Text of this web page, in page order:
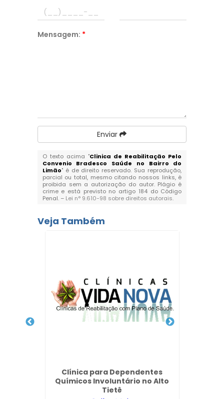
Mensagem: *
Enviar
O texto acima "Clinica de Reabilitação Pelo
Convenio Bradesco Saúde no Bairro do
Limão" é de direito reservado. Sua reprodução,
parcial ou total, mesmo citando nossos links, é
proibida sem a autorização do autor. Plágio é
crime e está previsto no artigo 184 do Código
Penal. – Lei n° 9.610-98 sobre direitos autorais.
Veja Também
Clínica para Dependentes
Químicos Involuntário no Alto
Tietê